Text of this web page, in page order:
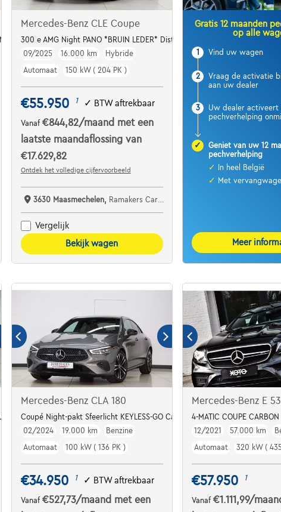
Mercedes-Benz CLE Coupe
300 e AMG Night PANO *BRUIN LEDER* Distronic+ Memory
09/2025
16.000 km
Hybride
Automaat
150 kW ( 204 PK )
€55.950 1 ✓ BTW aftrekbaar
Vanaf €844,82/maand met een
laatste maandaflossing van
€17.629,82
Ontdek het volledige cijfervoorbeeld
3630 Maasmechelen, Ramakers Car Center
Vergelijk
Bekijk wagen
Gratis 12 maanden
op alle
1 Vind uw wagen
2
Vraag de activatie
aan uw dealer
3
Uw dealer activeert
pechverhelping
✓
Geniet van uw 12
pechverhelping
✓
In heel België
✓ Met
Meer
options!
Mercedes-Benz CLA 180
Coupé Night-pakt Sfeerlicht KEYLESS-GO Camera
02/2024
19.000 km
Benzine
Automaat
100 kW ( 136 PK )
€34.950 1 ✓ BTW aftrekbaar
Vanaf €527,73/maand met een
Mercedes-Benz E
4-MATIC COUPE
12/2021
57.000 km
Automaat
320 kW (
€57.950 1
Vanaf€1.111,99/